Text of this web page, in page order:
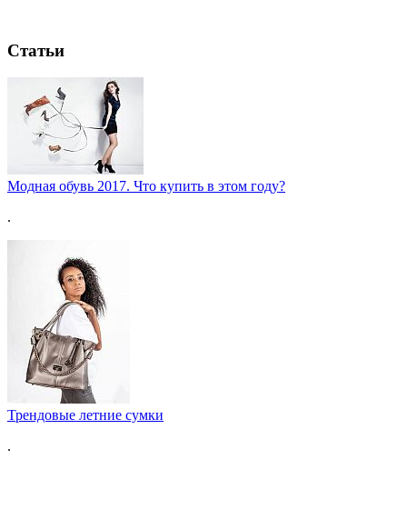
Статьи
Модная обувь 2017. Что купить в этом году?
.
Трендовые летние сумки
.